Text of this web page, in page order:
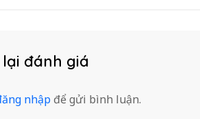
đánh giá
nhập để gửi bình luận.